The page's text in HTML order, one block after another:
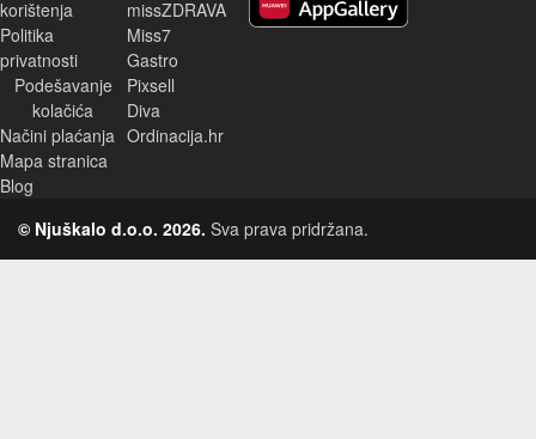
korištenja
Politika
privatnosti
Podešavanje
kolačića
Načini plaćanja
Mapa stranica
Blog
missZDRAVA
Miss7
Gastro
Pixsell
Diva
Ordinacija.hr
© Njuškalo d.o.o. 2026. Sva prava pridržana.